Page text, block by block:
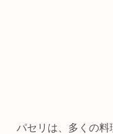
パセリは、多くの